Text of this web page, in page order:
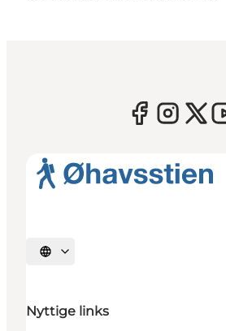
Vælg sprog
Nyttige links